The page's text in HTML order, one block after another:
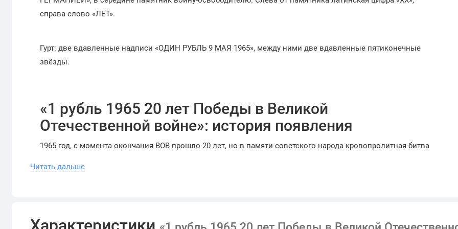
справа слово «ЛЕТ».
Гурт: две вдавленные надписи «ОДИН РУБЛЬ 9 МАЯ 1965», между ними две вдавленные пятиконечные
звёзды.
«1 рубль 1965 20 лет Победы в Великой
Отечественной войне»: история появления
1965 год, с момента окончания ВОВ прошло 20 лет, но в памяти советского народа кровопролитная битва
на тот момент глава СССР, объявляет 9 мая нерабочим днем и издает указ о выпуске юбилейной монеты
что тираж велик, и монету нельзя назвать редкой, купить «1 рубль 1965 20 лет Победы в Великой
Читать дальше